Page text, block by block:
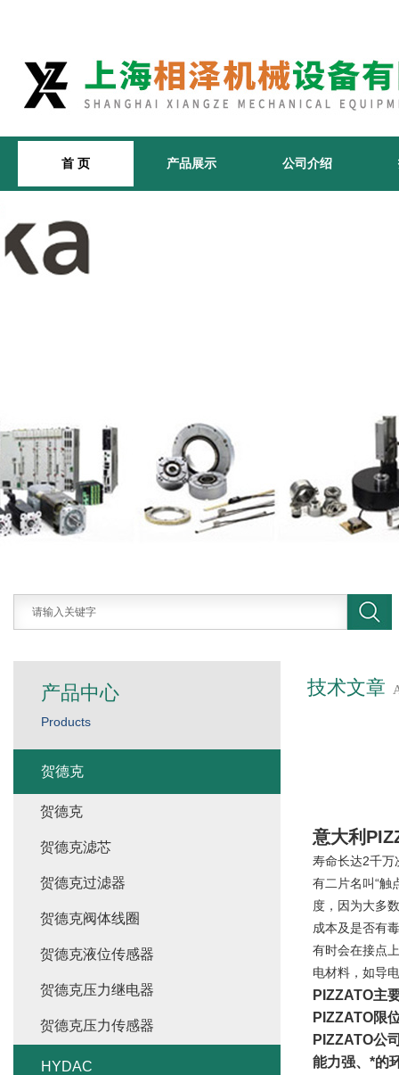
首 页 产品展示 公司介绍
技术文章
意大利
寿命长达2千万
有二片名叫“触
度，因为大多
成本及是否有
有时会在接点
电材料，如导
PIZZATO主
PIZZATO限
PIZZATO公
能力强、*的
产品中心
Products
贺德克
贺德克
贺德克滤芯
贺德克过滤器
贺德克阀体线圈
贺德克液位传感器
贺德克压力继电器
贺德克压力传感器
HYDAC